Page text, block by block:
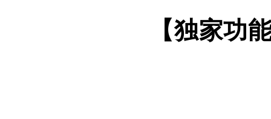
【独家功